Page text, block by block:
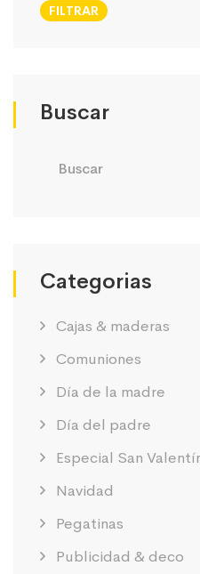
Precio
Precio
FILTRAR
Buscar
Categorias
Cajas & maderas
Comuniones
Día de la madre
Día del padre
Especial San
Navidad
Pegatinas
Publicidad & deco